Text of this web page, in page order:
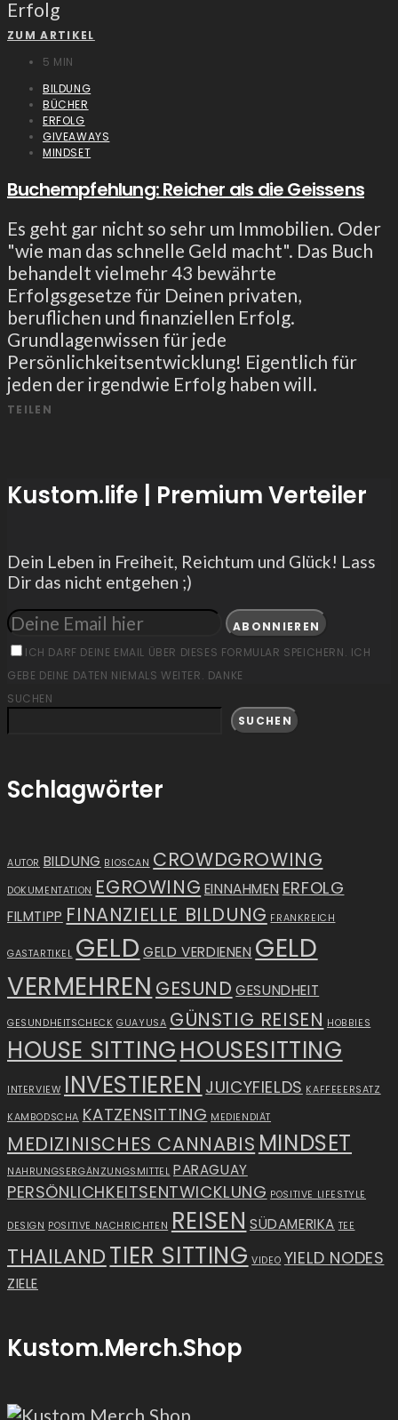
ZUM ARTIKEL
5 MIN
BILDUNG
BÜCHER
ERFOLG
GIVEAWAYS
MINDSET
Buchempfehlung: Reicher als die Geissens
Es geht gar nicht so sehr um Immobilien. Oder
"wie man das schnelle Geld macht". Das Buch
behandelt vielmehr 43 bewährte
Erfolgsgesetze für Deinen privaten,
beruflichen und finanziellen Erfolg.
Grundlagenwissen für jede
Persönlichkeitsentwicklung! Eigentlich für
jeden der irgendwie Erfolg haben will.
TEILEN
Kustom.life | Premium Verteiler
Dein Leben in Freiheit, Reichtum und Glück! Lass
Dir das nicht entgehen ;)
ABONNIEREN
ICH DARF DEINE EMAIL ÜBER DIESES FORMULAR SPEICHERN. ICH
GEBE DEINE DATEN NIEMALS WEITER. DANKE
SUCHEN
SUCHEN
Schlagwörter
AUTOR BILDUNG BIOSCAN CROWDGROWING
DOKUMENTATION EGROWING EINNAHMEN ERFOLG
FILMTIPP FINANZIELLE BILDUNG FRANKREICH
GASTARTIKEL GELD GELD VERDIENEN GELD
VERMEHREN GESUND GESUNDHEIT
GESUNDHEITSCHECK GUAYUSA GÜNSTIG REISEN HOBBIES
HOUSE SITTINGHOUSESITTING
INTERVIEW INVESTIEREN JUICYFIELDS KAFFEEERSATZ
KAMBODSCHA KATZENSITTING MEDIENDIÄT
MEDIZINISCHES CANNABIS MINDSET
NAHRUNGSERGÄNZUNGSMITTEL PARAGUAY
PERSÖNLICHKEITSENTWICKLUNG POSITIVE LIFESTYLE
DESIGN POSITIVE NACHRICHTEN REISEN SÜDAMERIKA TEE
THAILANDTIER SITTING VIDEO YIELD NODES
ZIELE
Kustom.Merch.Shop